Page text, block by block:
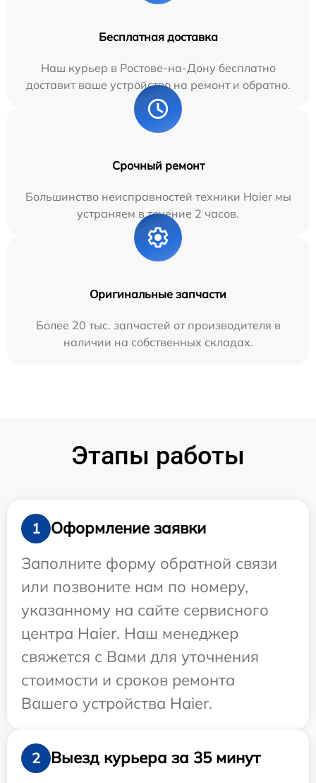
Бесплатная доставка
Наш курьер в Ростове-на-Дону бесплатно
доставит ваше устройство на ремонт и обратно.
Срочный ремонт
Большинство неисправностей техники Haier мы
устраняем в течение 2 часов.
Оригинальные запчасти
Более 20 тыс. запчастей от производителя в
наличии на собственных складах.
Этапы работы
1
Оформление заявки
Заполните форму обратной связи
или позвоните нам по номеру,
указанному на сайте сервисного
центра Haier. Наш менеджер
свяжется с Вами для уточнения
стоимости и сроков ремонта
Вашего устройства Haier.
2
Выезд курьера за 35 минут